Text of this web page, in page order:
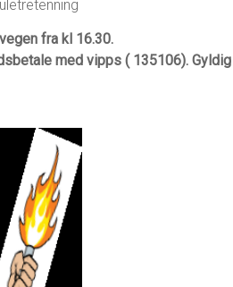
fra kl 16.30.
med vipps ( 135106).